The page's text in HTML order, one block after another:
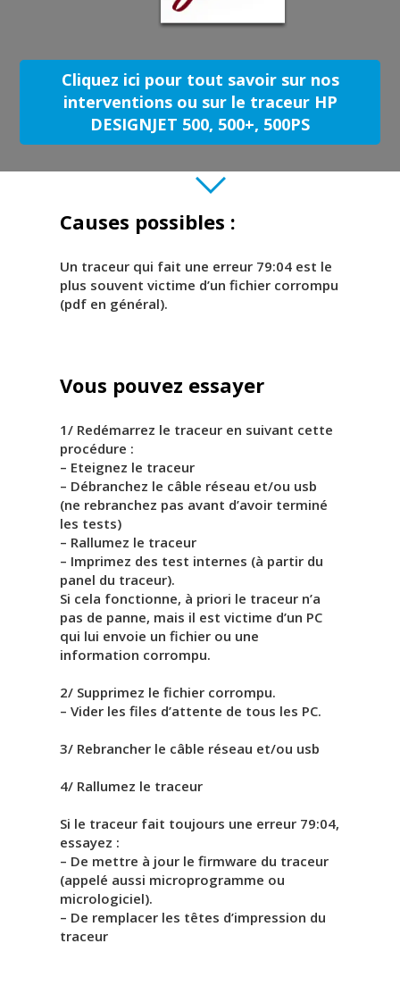
Cliquez ici pour tout savoir sur nos
interventions ou sur le traceur HP
DESIGNJET 500, 500+, 500PS
Causes possibles :
Un traceur qui fait une erreur 79:04 est le
plus souvent victime d’un fichier corrompu
(pdf en général).
Vous pouvez essayer
1/ Redémarrez le traceur en suivant cette
procédure :
– Eteignez le traceur
– Débranchez le câble réseau et/ou usb
(ne rebranchez pas avant d’avoir terminé
les tests)
– Rallumez le traceur
– Imprimez des test internes (à partir du
panel du traceur).
Si cela fonctionne, à priori le traceur n’a
pas de panne, mais il est victime d’un PC
qui lui envoie un fichier ou une
information corrompu.
2/ Supprimez le fichier corrompu.
– Vider les files d’attente de tous les PC.
3/ Rebrancher le câble réseau et/ou usb
4/ Rallumez le traceur
Si le traceur fait toujours une erreur 79:04,
essayez :
– De mettre à jour le firmware du traceur
(appelé aussi microprogramme ou
micrologiciel).
– De remplacer les têtes d’impression du
traceur